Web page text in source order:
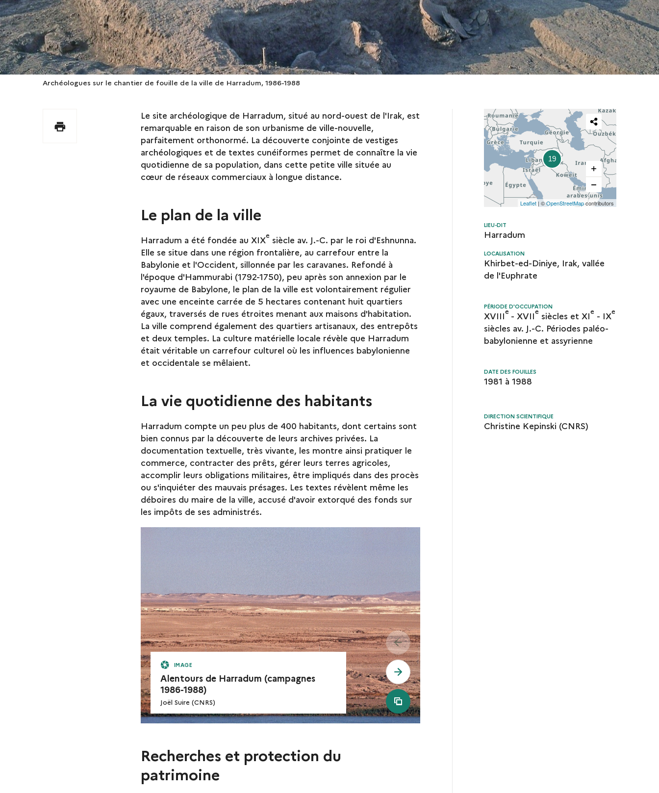
Archéologues sur le chantier de fouille de la ville de Harradum, 1986-1988
Le site archéologique de Harradum, situé au nord-ouest de l'Irak, est
remarquable en raison de son urbanisme de ville-nouvelle,
parfaitement orthonormé. La découverte conjointe de vestiges
archéologiques et de textes cunéiformes permet de connaître la vie
quotidienne de sa population, dans cette petite ville située au
cœur de réseaux commerciaux à longue distance.
Le plan de la ville
Harradum a été fondée au XIXe siècle av. J.-C. par le roi d'Eshnunna.
Elle se situe dans une région frontalière, au carrefour entre la
Babylonie et l'Occident, sillonnée par les caravanes. Refondé à
l'époque d'Hammurabi (1792-1750), peu après son annexion par le
royaume de Babylone, le plan de la ville est volontairement régulier
avec une enceinte carrée de 5 hectares contenant huit quartiers
égaux, traversés de rues étroites menant aux maisons d'habitation.
La ville comprend également des quartiers artisanaux, des entrepôts
et deux temples. La culture matérielle locale révèle que Harradum
était véritable un carrefour culturel où les influences babylonienne
et occidentale se mêlaient.
La vie quotidienne des habitants
Harradum compte un peu plus de 400 habitants, dont certains sont
bien connus par la découverte de leurs archives privées. La
documentation textuelle, très vivante, les montre ainsi pratiquer le
commerce, contracter des prêts, gérer leurs terres agricoles,
accomplir leurs obligations militaires, être impliqués dans des procès
ou s'inquiéter des mauvais présages. Les textes révèlent même les
déboires du maire de la ville, accusé d'avoir extorqué des fonds sur
les impôts de ses administrés.
IMAGE
Alentours de Harradum (campagnes
1986-1988)
Joël Suire (CNRS)
see previous slide
see next slide
see all media
Recherches et protection du
patrimoine
Partager
cette
carte
19
Leaflet| ©OpenStreetMapcontributors
LIEU-DIT
Harradum
LOCALISATION
Khirbet-ed-Diniye, Irak, vallée
de l'Euphrate
PÉRIODE D'OCCUPATION
XVIIIe- XVIIe siècles et XIe - IXe
siècles av. J.-C. Périodes paléo-
babylonienne et assyrienne
DATE DES FOUILLES
1981 à 1988
DIRECTION SCIENTIFIQUE
Christine Kepinski (CNRS)